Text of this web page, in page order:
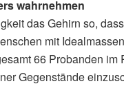
wahrnehmen
das Gehirn so,
mit
66 Probanden
Gegenstände